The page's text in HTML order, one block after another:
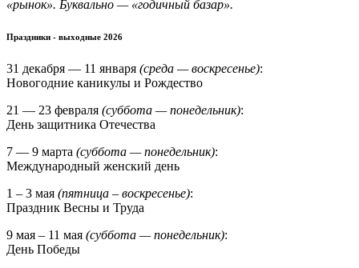
«рынок». Буквально — «годичный базар».
Праздники - выходные 2026
31 декабря — 11 января (среда — воскресенье):
Новогодние каникулы и Рождество
21 — 23 февраля (суббота — понедельник):
День защитника Отечества
7 — 9 марта (суббота — понедельник):
Международный женский день
1 – 3 мая (пятница – воскресенье):
Праздник Весны и Труда
9 мая – 11 мая (суббота — понедельник):
День Победы